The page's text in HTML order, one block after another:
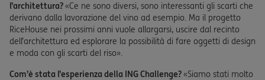
l’architettura?«Ce ne sono diversi, sono interessanti gli scarti che
derivano dalla lavorazione del vino ad esempio. Ma il progetto
RiceHouse nei prossimi anni vuole allargarsi, uscire dal recinto
dell’architettura ed esplorare la possibilità di fare oggetti di design
e moda con gli scarti del riso».
Com’è stata l’esperienza della ING Challenge?«Siamo stati molto